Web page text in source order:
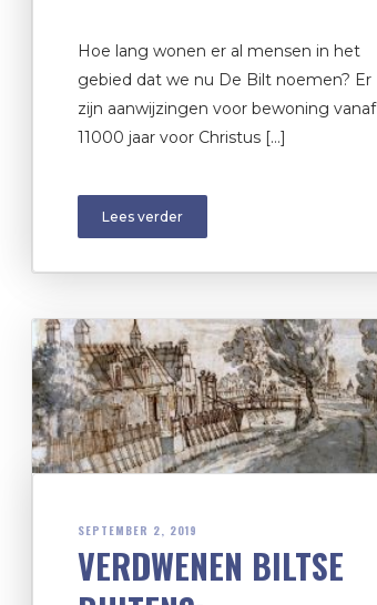
Hoe lang wonen er al mensen in het
gebied dat we nu De Bilt noemen? Er
zijn aanwijzingen voor bewoning vanaf
11000 jaar voor Christus […]
Lees verder
SEPTEMBER 2, 2019
VERDWENEN BILTSE